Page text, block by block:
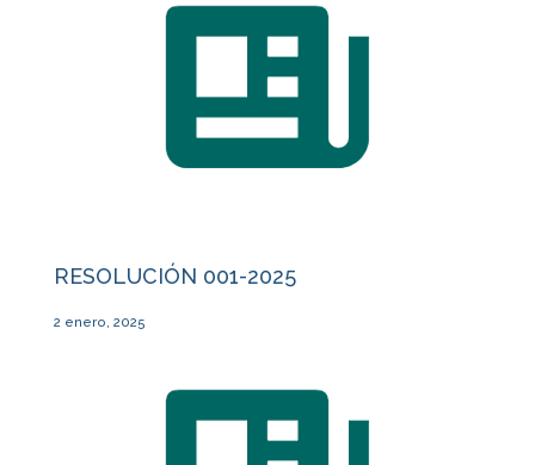
RESOLUCIÓN 001-2025
2 enero, 2025